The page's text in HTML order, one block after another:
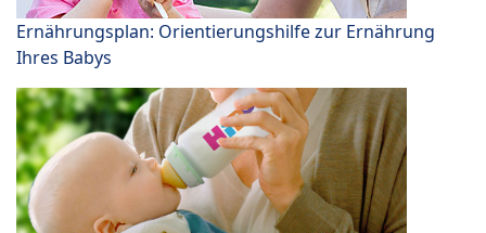
Ernährungsplan: Orientierungshilfe zur Ernährung
Ihres Babys